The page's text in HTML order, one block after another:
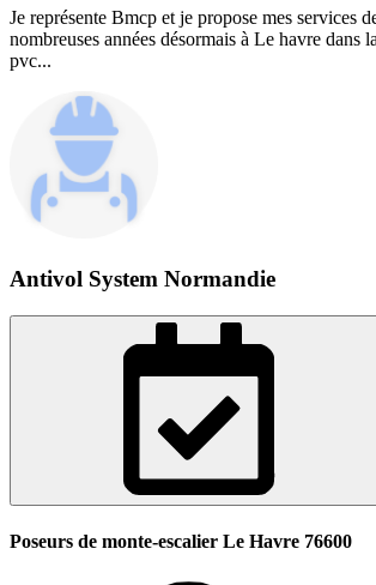
Je représente Bmcp et je propose mes services
nombreuses années désormais à Le havre dans
pvc...
Antivol System Normandie
Poseurs de monte-escalier Le Havre 76600